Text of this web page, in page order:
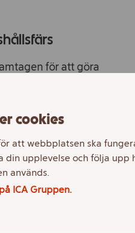
för att göra
och 60
Årets nyheter
cookies
att webbplatsen ska
din upplevelse och följa upp
används.
ICA Gruppen.